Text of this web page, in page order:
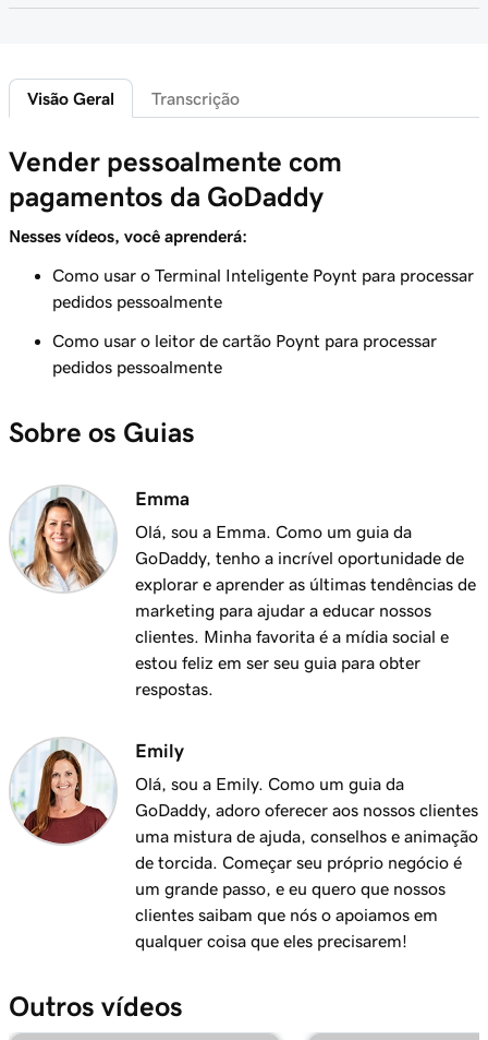
dispositivos PDV
Personalize as telas do Terminal Inteligente
Aula 7 (de 20)
Personalizar meus recibos da loja
Aula 8 (de 20)
Registrar a visão geral do aplicativo
Aula 9 (de 20)
Adicionar um produto no GoDaddy Smart
Terminal Duo
Aula 11 (de 20)
Criar e aplicar impostos no aplicativo Terminal
1m 8s
Aula 12 (de 20)
Criar e aplicar descontos no meu terminal
Criar e aplicar taxas no meu terminal
inteligente
Aula 14 (de 20)
Emitir um reembolso no meu terminal
1m 22s
Gerenciar meu inventário no GoDaddy Smart
Aula 16 (de 20)
Visão Geral Transcrição
Vender pessoalmente com
pagamentos da GoDaddy
Nesses vídeos, você aprenderá:
Como usar o Terminal Inteligente Poynt para processar
pedidos pessoalmente
Como usar o leitor de cartão Poynt para processar
pedidos pessoalmente
Sobre os Guias
Emma
Olá, sou a Emma. Como um guia da
GoDaddy, tenho a incrível oportunidade de
explorar e aprender as últimas tendências de
marketing para ajudar a educar nossos
clientes. Minha favorita é a mídia social e
estou feliz em ser seu guia para obter
respostas.
Emily
Olá, sou a Emily. Como um guia da
GoDaddy, adoro oferecer aos nossos clientes
uma mistura de ajuda, conselhos e animação
de torcida. Começar seu próprio negócio é
um grande passo, e eu quero que nossos
clientes saibam que nós o apoiamos em
qualquer coisa que eles precisarem!
Outros vídeos